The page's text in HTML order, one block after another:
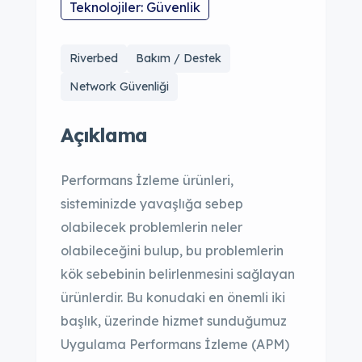
Teknolojiler: Güvenlik
Riverbed
Bakım / Destek
Network Güvenliği
Açıklama
Performans İzleme ürünleri,
sisteminizde yavaşlığa sebep
olabilecek problemlerin neler
olabileceğini bulup, bu problemlerin
kök sebebinin belirlenmesini sağlayan
ürünlerdir. Bu konudaki en önemli iki
başlık, üzerinde hizmet sunduğumuz
Uygulama Performans İzleme (APM)